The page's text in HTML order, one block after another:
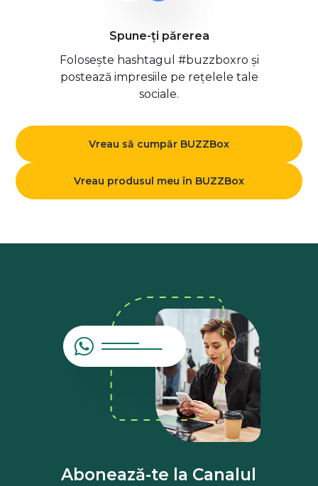
Spune-ți părerea
Folosește hashtagul #buzzboxro și
postează impresiile pe rețelele tale
sociale.
Vreau să cumpăr BUZZBox
Vreau produsul meu în BUZZBox
Abonează-te la Canalul